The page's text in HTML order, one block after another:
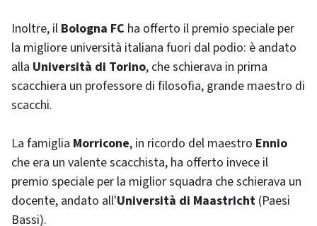
Inoltre, il Bologna FC ha offerto il premio speciale per
la migliore università italiana fuori dal podio: è andato
alla Università di Torino, che schierava in prima
scacchiera un professore di filosofia, grande maestro di
scacchi.
La famiglia Morricone, in ricordo del maestro Ennio
che era un valente scacchista, ha offerto invece il
premio speciale per la miglior squadra che schierava un
docente, andato all'Università di Maastricht (Paesi
Bassi).